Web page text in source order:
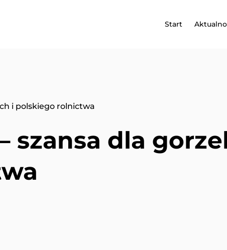
Start
i polskiego rolnictwa
szansa dla